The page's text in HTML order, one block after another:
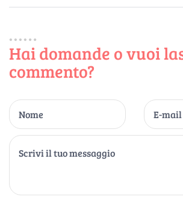
Hai domande o vuoi
commento?